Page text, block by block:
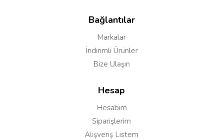
Bağlantılar
Markalar
İndirimli Ürünler
Bize Ulaşın
Hesap
Hesabım
Siparişlerim
Alışveriş Listem